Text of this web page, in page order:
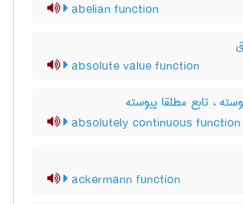
abelian function
absolute value function
، تابع مطلقا پیوسته
absolutely continuous function
ackermann function